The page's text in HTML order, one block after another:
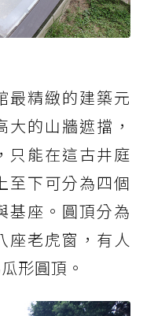
最精緻的建築元
的山牆遮擋，
只能在這古井庭
至下可分為四個
基座。圓頂分為
座老虎窗，有人
形圓頂。